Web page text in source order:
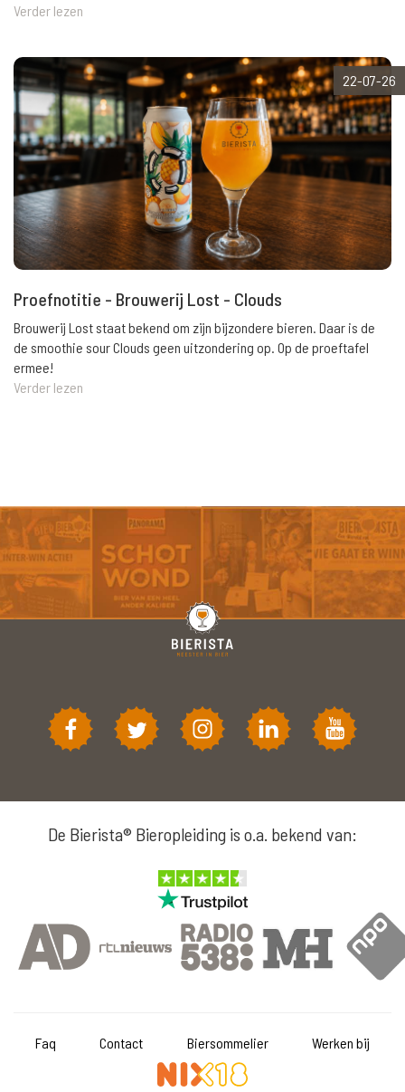
Verder lezen
22-07-26
Proefnotitie - Brouwerij Lost - Clouds
Brouwerij Lost staat bekend om zijn bijzondere bieren. Daar is de
de smoothie sour Clouds geen uitzondering op. Op de proeftafel
ermee!
Verder lezen
De Bierista® Bieropleiding is o.a. bekend van:
Faq Contact Biersommelier Werken bij